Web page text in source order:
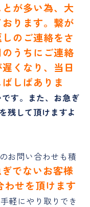
が多い為、大
ります。繋が
のご連絡をさ
うちにご連絡
くなり、当日
しばありま
す。また、お急ぎ
残して頂けますよ
お問い合わせも積
でないお客様
わせを頂けます
軽にやり取りでき